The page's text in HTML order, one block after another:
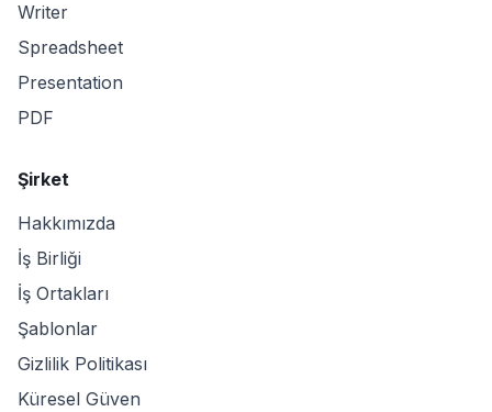
Writer
Spreadsheet
Presentation
PDF
Şirket
Hakkımızda
İş Birliği
İş Ortakları
Şablonlar
Gizlilik Politikası
Küresel Güven